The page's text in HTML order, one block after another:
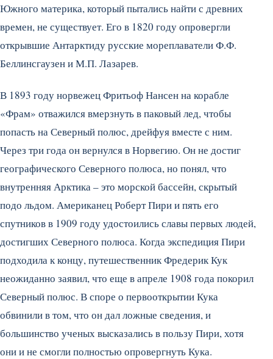
Южного материка, который пытались найти с древних
времен, не существует. Его в 1820 году опровергли
открывшие Антарктиду русские мореплаватели Ф.Ф.
Беллинсгаузен и М.П. Лазарев.
В 1893 году норвежец Фритьоф Нансен на корабле
«Фрам» отважился вмерзнуть в паковый лед, чтобы
попасть на Северный полюс, дрейфуя вместе с ним.
Через три года он вернулся в Норвегию. Он не достиг
географического Северного полюса, но понял, что
внутренняя Арктика – это морской бассейн, скрытый
подо льдом. Американец Роберт Пири и пять его
спутников в 1909 году удостоились славы первых людей,
достигших Северного полюса. Когда экспедиция Пири
подходила к концу, путешественник Фредерик Кук
неожиданно заявил, что еще в апреле 1908 года покорил
Северный полюс. В споре о первооткрытии Кука
обвинили в том, что он дал ложные сведения, и
большинство ученых высказались в пользу Пири, хотя
они и не смогли полностью опровергнуть Кука.